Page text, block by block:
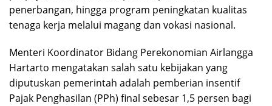
penerbangan, hingga program peningkatan kualitas
tenaga kerja melalui magang dan vokasi nasional.
Menteri Koordinator Bidang Perekonomian Airlangga
Hartarto mengatakan salah satu kebijakan yang
diputuskan pemerintah adalah pemberian insentif
Pajak Penghasilan (PPh) final sebesar 1,5 persen bagi